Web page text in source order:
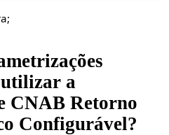
utilizar a
CNAB Retorno
Configurável?